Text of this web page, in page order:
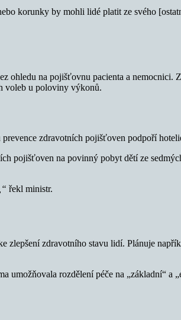
korunky by mohli lidé platit ze svého
ohledu na pojišťovnu pacienta a nemocnici.
voleb u poloviny výkonů.
zdravotních pojišťoven podpoří
pojišťoven na povinný pobyt dětí ze
řekl ministr.
zlepšení zdravotního stavu lidí. Plánuje
umožňovala rozdělení péče na „základní“ a